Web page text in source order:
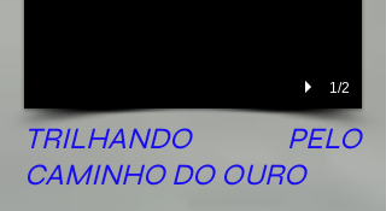
1/2
TRILHANDO PELO
CAMINHO DO OURO